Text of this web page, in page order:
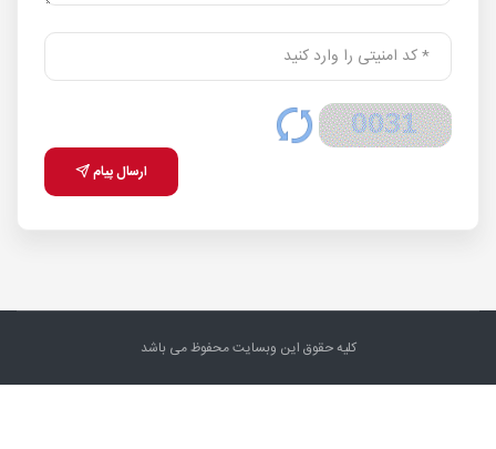
ارسال پیام
کلیه حقوق این وبسایت محفوظ می باشد